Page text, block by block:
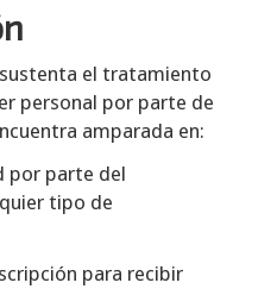
el tratamiento
personal por parte de
amparada en:
por parte del
tipo de
para recibir